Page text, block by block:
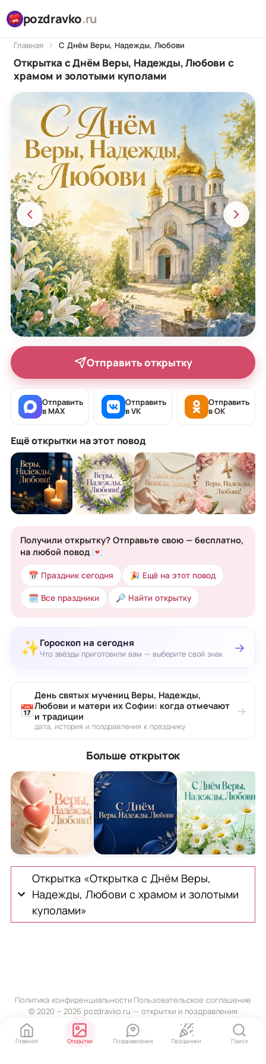
pozdravko.ru
Главная С Днём Веры, Надежды, Любови
Открытка с Днём Веры, Надежды, Любови с
храмом и золотыми куполами
Отправить открытку
Отправить
в MAX
Отправить
в VK
Отправить
в OK
Ещё открытки на этот повод
Получили открытку? Отправьте свою — бесплатно,
на любой повод 💌
📅 Праздник сегодня 🎉 Ещё на этот повод
🗓 Все праздники 🔎 Найти открытку
✨Гороскоп на сегодня
Что звёзды приготовили вам — выберите свой знак →
📅
День святых мучениц Веры, Надежды,
Любови и матери их Софии: когда отмечают
и традиции
дата, история и поздравления к празднику
→
Больше открыток
Открытка «Открытка с Днём Веры,
Надежды, Любови с храмом и золотыми
куполами»
Политика конфиденциальности Пользовательское соглашение
© 2020 ‒ 2026 pozdravko.ru — открытки и поздравления
Главная Открытки Поздравления Праздники Поиск